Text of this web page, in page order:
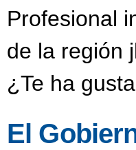
Profesional
de la región
¿Te ha
El